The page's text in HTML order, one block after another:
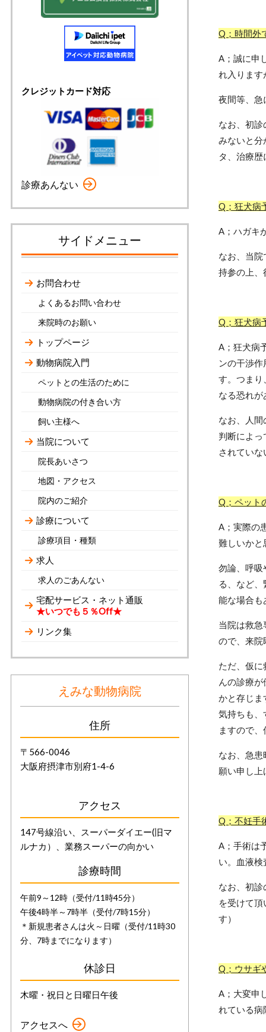
Q；時間外
A；誠に申
れ入りま
夜間等、急
なお、初
みないと分
タ、治療
Q；狂犬病
A；ハガキ
なお、当
持参の上
Q；狂犬病
A；狂犬病
ンの干渉
す。つまり
なる恐れが
なお、人
判断によ
されてい
Q；ペット
A；実際の
難しいかと
勿論、呼吸
る、など
能な場合
当院は救
ので、来院
ただ、仮
んの診療
かと存じ
気持ちも、
ますので
なお、急
願い申し上
Q；不妊手
A；手術は
い。血液
なお、初
を受けて
す）
Q；ウサギ
A；大変申
れている
クレジットカード対応
診療あんない
サイドメニュー
お問合わせ
よくあるお問い合わせ
来院時のお願い
トップページ
動物病院入門
ペットとの生活のために
動物病院の付き合い方
飼い主様へ
当院について
院長あいさつ
地図・アクセス
院内のご紹介
診療について
診療項目・種類
求人
求人のごあんない
宅配サービス・ネット通販
★いつでも５％Off★
リンク集
えみな動物病院
住所
〒566-0046
大阪府摂津市別府1-4-6
アクセス
147号線沿い、スーパーダイエー(旧マ
ルナカ）、業務スーパーの向かい
診療時間
午前9～12時（受付/11時45分）
午後4時半～7時半（受付/7時15分）
＊新規患者さんは火～日曜（受付/11時30
分、7時までになります）
休診日
木曜・祝日と日曜日午後
アクセスへ